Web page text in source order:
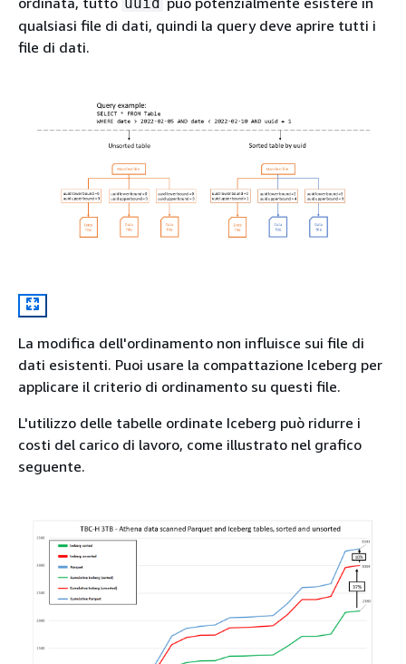
qualsiasi file di dati, quindi la query deve aprire tutti i
file di dati.
La modifica dell'ordinamento non influisce sui file di
dati esistenti. Puoi usare la compattazione Iceberg per
applicare il criterio di ordinamento su questi file.
L'utilizzo delle tabelle ordinate Iceberg può ridurre i
costi del carico di lavoro, come illustrato nel grafico
seguente.